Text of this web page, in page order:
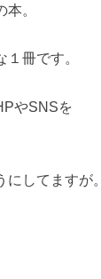
。
冊です。
やSNSを
してますが。